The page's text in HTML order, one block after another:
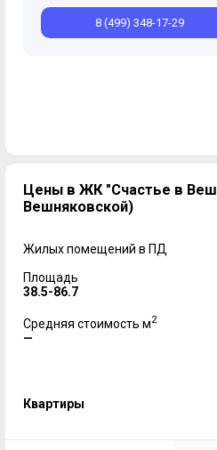
8 (499) 348-17-29
Цены в ЖК "Счастье в
Вешняковской)
Жилых помещений в ПД
Площадь
38.5-86.7
Средняя стоимость м2
—
Квартиры